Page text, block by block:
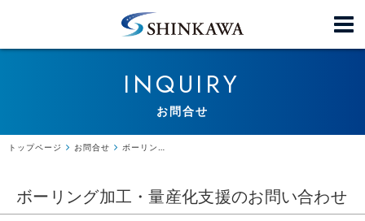
INQUIRY
お問合せ
トップページ お問合せ
ボーリング加工・量産化支援のお問い合わせ